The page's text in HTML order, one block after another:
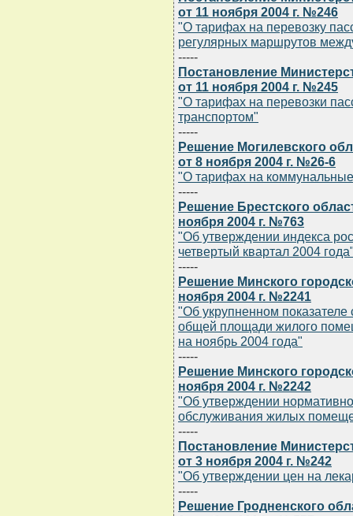
от 11 ноября 2004 г. №246
"О тарифах на перевозку
регулярных маршрутов
-----
Постановление
от 11 ноября 2004 г. №245
"О тарифах на перевозки
транспортом"
-----
Решение Могилевского
от 8 ноября 2004 г. №26-6
"О тарифах на
-----
Решение Брестского
ноября 2004 г. №763
"Об утверждении индекса
четвертый квартал 2004
-----
Решение Минского
ноября 2004 г. №2241
"Об укрупненном показателе
общей площади жилого
на ноябрь 2004 года"
-----
Решение Минского
ноября 2004 г. №2242
"Об утверждении
обслуживания жилых
-----
Постановление
от 3 ноября 2004 г. №242
"Об утверждении цен на
-----
Решение Гродненского